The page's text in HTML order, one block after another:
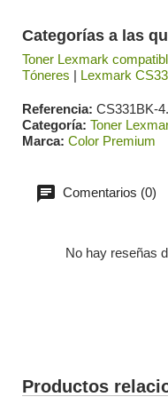
Categorías a las
Toner Lexmark
Tóneres | Lexmark
Referencia CS331BK-
Categoría Toner
Marca Color Premium
Comentarios (0)
No hay reseñas
Productos